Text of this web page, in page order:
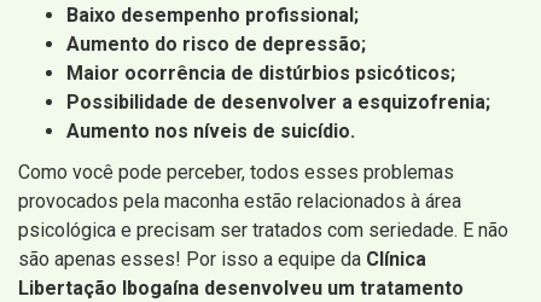
Baixo desempenho profissional;
Aumento do risco de depressão;
Maior ocorrência de distúrbios psicóticos;
Possibilidade de desenvolver a esquizofrenia;
Aumento nos níveis de suicídio.
Como você pode perceber, todos esses problemas
provocados pela maconha estão relacionados à área
psicológica e precisam ser tratados com seriedade. E não
são apenas esses! Por isso a equipe da Clínica
Libertação Ibogaína desenvolveu um tratamento